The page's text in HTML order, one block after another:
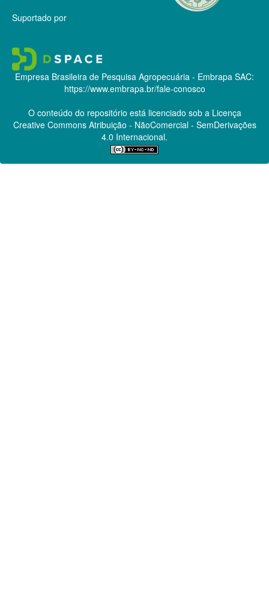
Suportado por
Empresa Brasileira de Pesquisa Agropecuária - Embrapa SAC:
https://www.embrapa.br/fale-conosco
O conteúdo do repositório está licenciado sob a Licença
Creative CommonsAtribuição - NãoComercial - SemDerivações
4.0 Internacional.